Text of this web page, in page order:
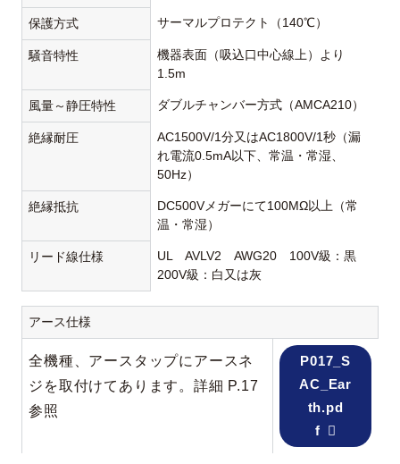
保護方式 サーマルプロテクト（140℃）
騒音特性
機器表面（吸込口中心線上）より
1.5m
風量～静圧特性 ダブルチャンバー方式（AMCA210）
絶縁耐圧
AC1500V/1分又はAC1800V/1秒（漏
れ電流0.5mA以下、常温・常湿、
50Hz）
絶縁抵抗
DC500Vメガーにて100MΩ以上（常
温・常湿）
リード線仕様
UL AVLV2 AWG20 100V級：黒
200V級：白又は灰
アース仕様
全機種、アースタップにアースネ
ジを取付けてあります。詳細 P.17
参照
P017_S
AC_Ear
th.pd
f